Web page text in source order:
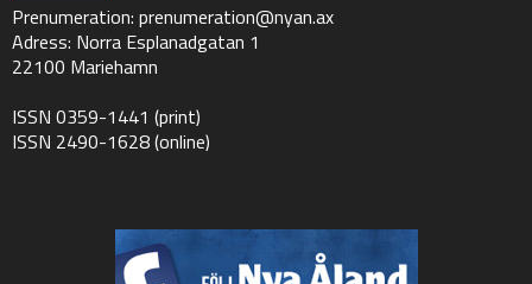
Prenumeration: prenumeration@nyan.ax
Adress: Norra Esplanadgatan 1
22100 Mariehamn
ISSN 0359-1441 (print)
ISSN 2490-1628 (online)